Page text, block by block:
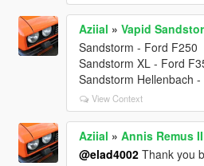
Aziial » Vapid
Sandstorm - Ford F250
Sandstorm XL - Ford
Sandstorm Hellenbach -
View Context
Aziial » Annis Remus
@elad4002Thank you